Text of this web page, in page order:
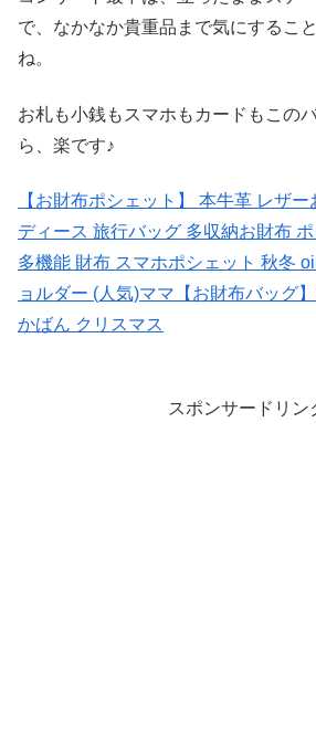
で、なかなか貴重品まで気にするこ
ね。
お札も小銭もスマホもカードもこの
ら、楽です♪
【お財布ポシェット】 本牛革 レザ
ディース 旅行バッグ 多収納お財布
多機能 財布 スマホポシェット 秋冬
ョルダー (人気)ママ【お財布バッグ
かばん クリスマス
スポンサードリン